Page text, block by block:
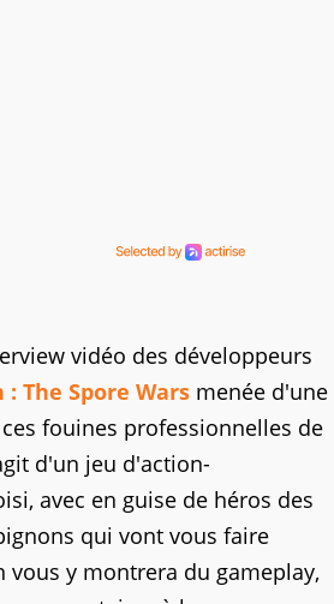
vidéo des développeurs
The Spore Wars menée d'une
fouines professionnelles de
d'un jeu d'action-
avec en guise de héros des
qui vont vous faire
vous y montrera du gameplay,